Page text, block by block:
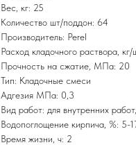
Вес, кг: 25
Количество шт/поддон: 64
Производитель: Perel
Расход кладочного раствора,
Прочность на сжатие, МПа: 20
Тип: Кладочные смеси
Адгезия МПа: 0,3
Вид работ: для внутренних
Водопоглощение кирпича, %: 5-
Время жизни, ч: 2